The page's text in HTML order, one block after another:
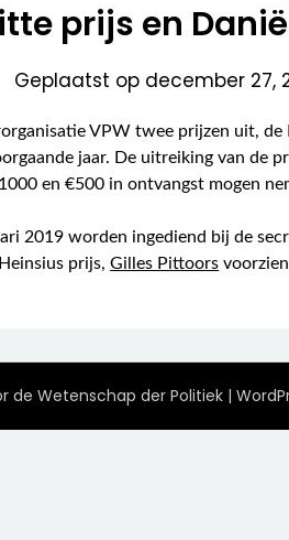
prijs en
Geplaatst op december 27,
VPW twee prijzen uit,
jaar. De uitreiking van de
en €500 in ontvangst mogen
2019 worden ingediend bij de
prijs,Gilles Pittoors
de Wetenschap der Politiek |